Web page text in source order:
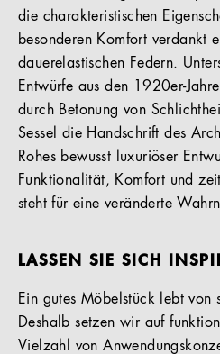
die charakteristischen
besonderen Komfort verdankt
dauerelastischen Federn.
Entwürfe aus den 1920er-
durch Betonung von
Sessel die Handschrift des
Rohes bewusst luxuriöser
Funktionalität, Komfort und
steht für eine veränderte
LASSEN SIE SICH
Ein gutes Möbelstück lebt von
Deshalb setzen wir auf
Vielzahl von